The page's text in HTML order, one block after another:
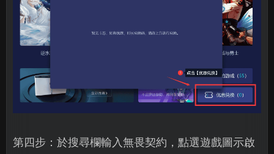
第四步：於搜尋欄輸入無畏契約，點選遊戲圖示啟